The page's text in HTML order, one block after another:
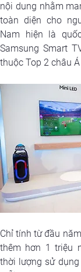
nội dung nhằm
toàn diện cho
Nam hiện là
Samsung Smart
thuộc Top 2 châu
Chỉ tính từ đầu
thêm hơn 1 triệu
thời lượng sử